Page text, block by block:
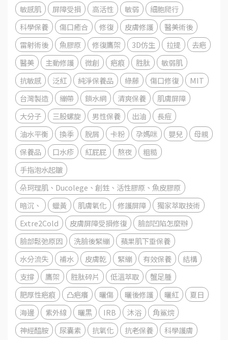
敏感肌
屏障受損 高活性 敏弱
細胞爬行
科學保養
傷口癒合 修復 皮膚修護
醫美術後
雷射術後
魚膠原 修復鷹架 3D仿生 拉提
去疤
醫美
主動修護 微創 疤痕 胜肽
敏弱肌
抗敏感
泛紅 純淨保養品 綠藤 傷口修復
MIT
台灣製造
繃帶 鎖水網 清爽保養
肌膚屏障
大分子
三股螺旋 男性保養 出油
長痘
油水平衡
換季 脫屑 卡粉 孕媽咪 嬰兒
母親
保養品
口水疹 紅屁屁 熬夜
粗糙
手指泡水起皺
朵珂理肌、Ducolege、創甡、活性膠原、魚皮膠原
暗沉、
蠟黃 肌膚氧化 修護屏障
獨家萃取技術
Extre2Cold
皮膚屏障受損修復
臉部凹陷怎麼辦
臉部鬆弛原因
洗臉後緊繃
蘋果肌下垂保養
水分流失
補水 皮膚乾 緊繃 有效保養
結構
支撐
鷹架 胜肽碎片 低溫萃取
蟹足腫
肥厚性疤痕
凸疤癢 曬傷 曬後修護 曬紅
夏日
海邊
紫外線 曬黑 IRB 沐浴
角鯊烷
神經醯胺
尿囊素 抗氧化 抗老保養
科學護膚